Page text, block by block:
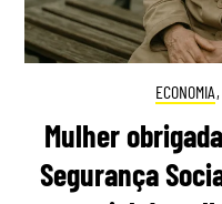
ECONOMIA,
Mulher
Segurança